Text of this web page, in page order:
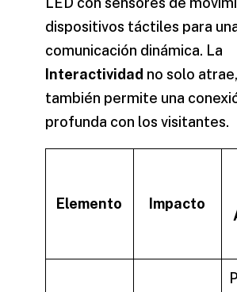
dispositivos táctiles para
comunicación dinámica. La
Interactividad no solo
también permite una
profunda con los visitantes.
Elemento Impacto